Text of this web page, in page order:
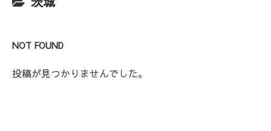
NOT FOUND
投稿が見つかりませんでした。